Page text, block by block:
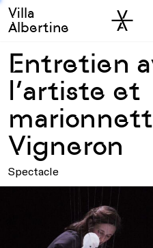
Skip
Skip to
Villa
Albertine
Entretien
l’artiste et
Vigneron
Spectacle